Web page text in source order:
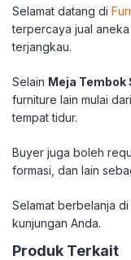
Selamat datang di
terpercaya jual
terjangkau.
Selain Meja Tembok
furniture lain mulai
tempat tidur.
Buyer juga boleh
formasi, dan lain
Selamat berbelanja
kunjungan Anda.
Produk Terkait